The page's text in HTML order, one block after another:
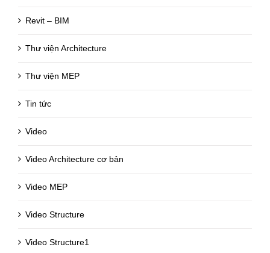
Revit – BIM
Thư viện Architecture
Thư viện MEP
Tin tức
Video
Video Architecture cơ bản
Video MEP
Video Structure
Video Structure1